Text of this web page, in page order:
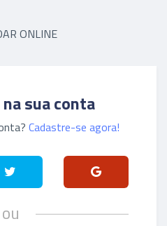
sua conta
Cadastre-se agora!
ou